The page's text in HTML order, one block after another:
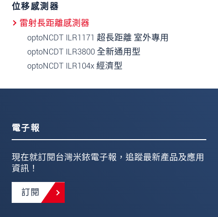
位移感測器
雷射長距離感測器
optoNCDT ILR1171 超長距離 室外專用
optoNCDT ILR3800 全新通用型
optoNCDT ILR104x 經濟型
電子報
現在就訂閱台灣米銥電子報，追蹤最新產品及應用
資訊！
訂閱